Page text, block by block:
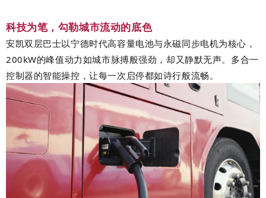
科技为笔，勾勒城市流动的底色
安凯双层巴士以宁德时代高容量电池与永磁同步电机为核心，
200kW的峰值动力如城市脉搏般强劲，却又静默无声。多合一
控制器的智能操控，让每一次启停都如诗行般流畅。